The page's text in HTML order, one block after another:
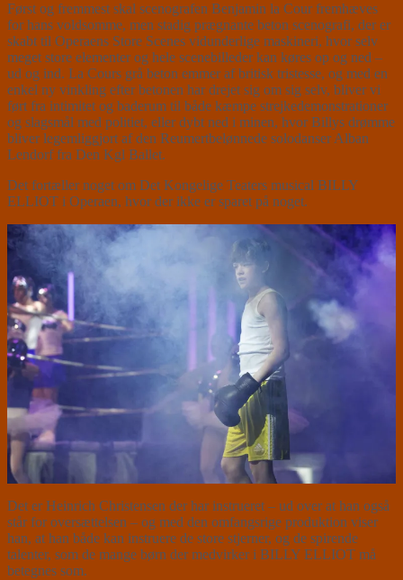
Først og fremmest skal scenografen Benjamin la Cour fremhæves
for hans voldsomme, men stadig prægnante beton scenografi, der er
skabt til Operaens Store Scenes vidunderlige maskineri, hvor selv
meget store elementer og hele scenebilleder kan køres op og ned –
ud og ind. La Cours grå beton emmer af britisk tristesse, og med en
enkel ny vinkling efter betonen har drejet sig om sig selv, bliver vi
ført fra intimitet og baderum til både kæmpe strejkedemonstrationer
og slagsmål med politiet, eller dybt ned i minen, hvor Billys drømme
bliver legemliggjort af den Reumertbelønnede solodanser Alban
Lendorf fra Den Kgl Ballet.
Det fortæller noget om Det Kongelige Teaters musical BILLY
ELLIOT i Operaen, hvor der ikke er sparet på noget.
Det er Heinrich Christensen der har instrueret – ud over at han også
står for oversættelsen – og med den omfangsrige produktion viser
han, at han både kan instruere de store stjerner, og de spirende
talenter, som de mange børn der medvirker i BILLY ELLIOT må
betegnes som.